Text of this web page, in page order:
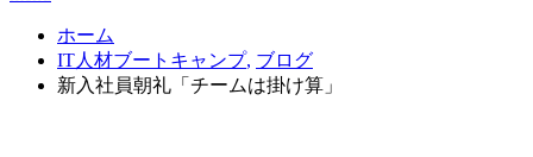
ホーム
IT人材ブートキャンプ, ブログ
新入社員朝礼「チームは掛け算」